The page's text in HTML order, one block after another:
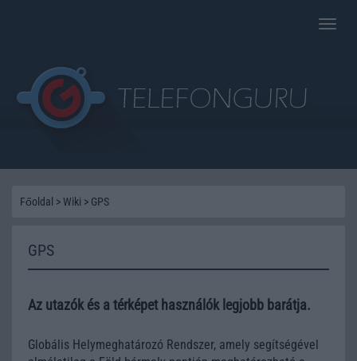
Toggle
Főoldal >Wiki > GPS
GPS
Az utazók és a térképet használók legjobb barátja.
Globális Helymeghatározó Rendszer, amely segítségével